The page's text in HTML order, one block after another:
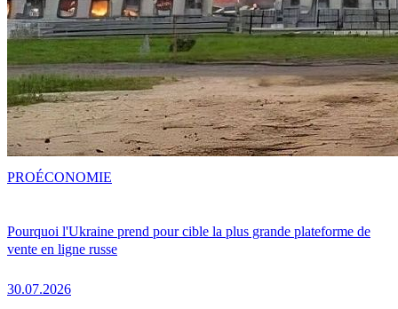
Pourquoi l'Ukraine prend pour cible la plus grande plateforme de
vente en ligne russe
30.07.2026
PROÉCONOMIE